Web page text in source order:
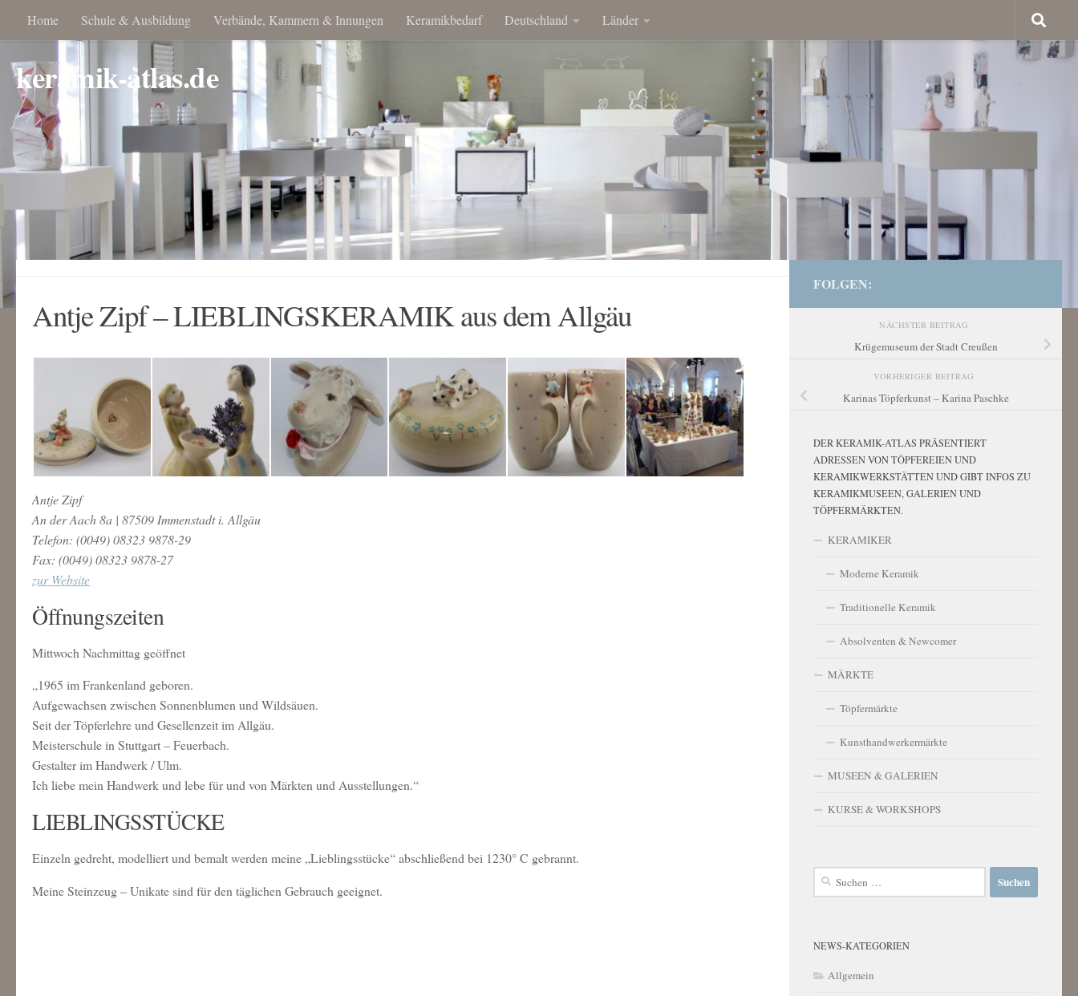
Home Schule & Ausbildung Verbände, Kammern & Innungen Keramikbedarf Deutschland Länder
keramik-atlas.de
Antje Zipf – LIEBLINGSKERAMIK aus dem Allgäu
Antje Zipf
An der Aach 8a | 87509 Immenstadt i. Allgäu
Telefon: (0049) 08323 9878-29
Fax: (0049) 08323 9878-27
zur Website
Öffnungszeiten
Mittwoch Nachmittag geöffnet
„1965 im Frankenland geboren.
Aufgewachsen zwischen Sonnenblumen und Wildsäuen.
Seit der Töpferlehre und Gesellenzeit im Allgäu.
Meisterschule in Stuttgart – Feuerbach.
Gestalter im Handwerk / Ulm.
Ich liebe mein Handwerk und lebe für und von Märkten und Ausstellungen.“
LIEBLINGSSTÜCKE
Einzeln gedreht, modelliert und bemalt werden meine „Lieblingsstücke“ abschließend bei 1230° C gebrannt.
Meine Steinzeug – Unikate sind für den täglichen Gebrauch geeignet.
FOLGEN:
NÄCHSTER BEITRAG
Krügemuseum der Stadt Creußen
VORHERIGER BEITRAG
Karinas Töpferkunst – Karina Paschke
DER KERAMIK-ATLAS PRÄSENTIERT
ADRESSEN VON TÖPFEREIEN UND
KERAMIKWERKSTÄTTEN UND GIBT INFOS ZU
KERAMIKMUSEEN, GALERIEN UND
TÖPFERMÄRKTEN.
KERAMIKER
Moderne Keramik
Traditionelle Keramik
Absolventen & Newcomer
MÄRKTE
Töpfermärkte
Kunsthandwerkermärkte
MUSEEN & GALERIEN
KURSE & WORKSHOPS
Suchen
NEWS-KATEGORIEN
Allgemein